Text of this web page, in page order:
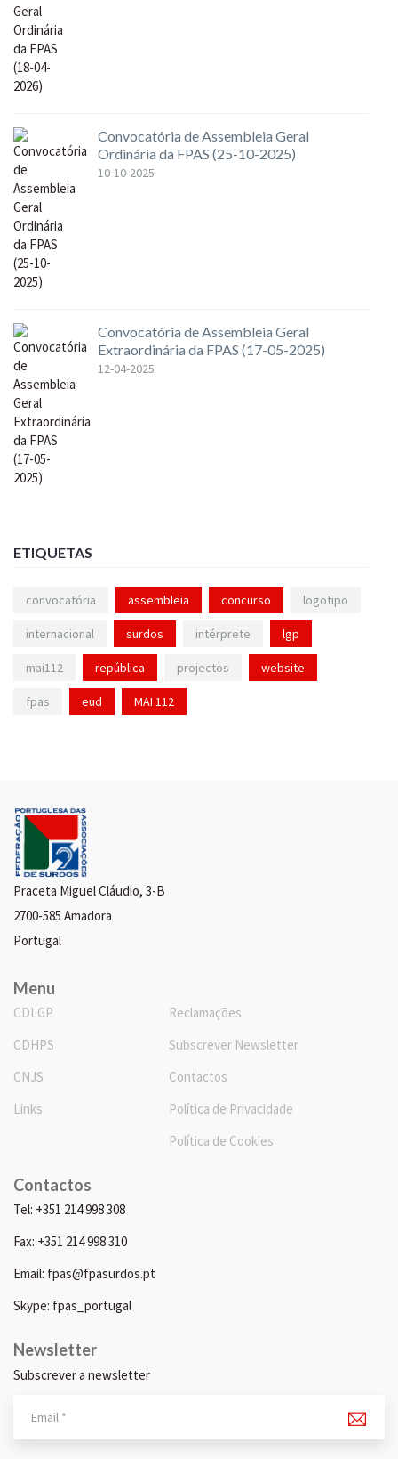
Convocatória de Assembleia Geral
Ordinária da FPAS (25-10-2025)
10-10-2025
Convocatória de Assembleia Geral
Extraordinária da FPAS (17-05-2025)
12-04-2025
ETIQUETAS
convocatória assembleia concurso logotipo
internacional surdos intérprete lgp
mai112 república projectos website
fpas eud MAI 112
Praceta Miguel Cláudio, 3-B
2700-585 Amadora
Portugal
Menu
CDLGP
CDHPS
CNJS
Links
Reclamações
Subscrever Newsletter
Contactos
Política de Privacidade
Política de Cookies
Contactos
Tel: +351 214 998 308
Fax: +351 214 998 310
Email: fpas@fpasurdos.pt
Skype: fpas_portugal
Newsletter
Subscrever a newsletter